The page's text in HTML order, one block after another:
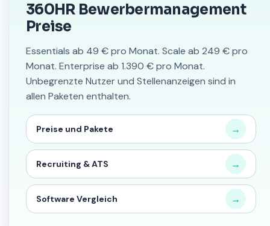
360HR Bewerbermanagement
Preise
Essentials ab 49 € pro Monat. Scale ab 249 € pro
Monat. Enterprise ab 1.390 € pro Monat.
Unbegrenzte Nutzer und Stellenanzeigen sind in
allen Paketen enthalten.
Preise und Pakete →
Recruiting & ATS →
Software Vergleich →